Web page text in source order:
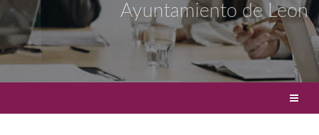
Ayuntamiento de Leon